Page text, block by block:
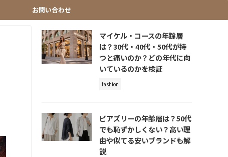
お問い合わせ
マイケル・コースの年齢層
は？30代・40代・50代が持
つと痛いのか？どの年代に向
いているのかを検証
fashion
ビアズリーの年齢層は？50代
でも恥ずかしくない？高い理
由や似てる安いブランドも解
説